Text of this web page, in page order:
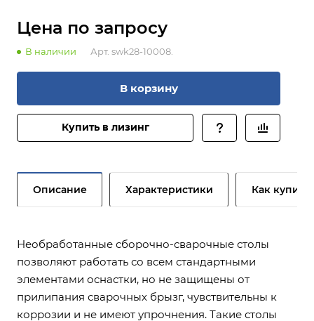
Цена по запросу
В наличии Арт. swk28-10008.
В корзину
Купить в лизинг
Описание Характеристики Как купить
Необработанные сборочно-сварочные столы
позволяют работать со всем стандартными
элементами оснастки, но не защищены от
прилипания сварочных брызг, чувствительны к
коррозии и не имеют упрочнения. Такие столы